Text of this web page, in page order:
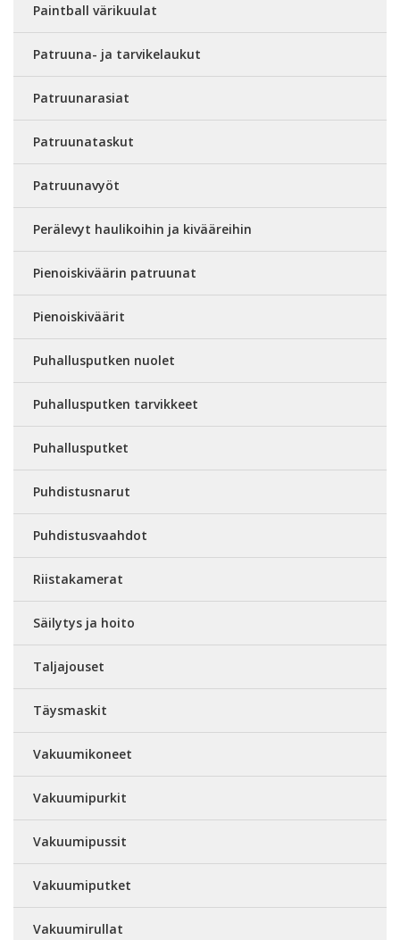
Paintball värikuulat
Patruuna- ja tarvikelaukut
Patruunarasiat
Patruunataskut
Patruunavyöt
Perälevyt haulikoihin ja kivääreihin
Pienoiskiväärin patruunat
Pienoiskiväärit
Puhallusputken nuolet
Puhallusputken tarvikkeet
Puhallusputket
Puhdistusnarut
Puhdistusvaahdot
Riistakamerat
Säilytys ja hoito
Taljajouset
Täysmaskit
Vakuumikoneet
Vakuumipurkit
Vakuumipussit
Vakuumiputket
Vakuumirullat